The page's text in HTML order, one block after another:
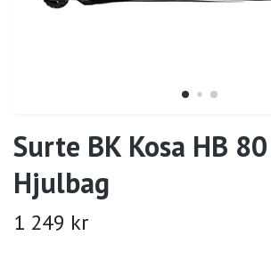
Surte BK Kosa HB
Hjulbag
1 249 kr